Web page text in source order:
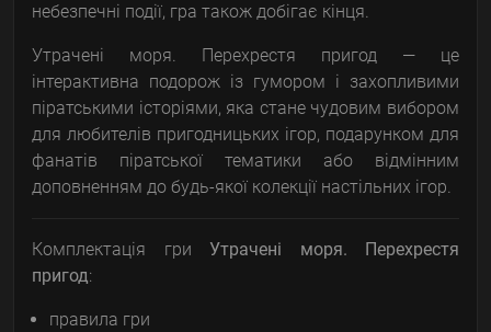
небезпечні події, гра також добігає кінця.
Утрачені моря. Перехрестя пригод — це
інтерактивна подорож із гумором і захопливими
піратськими історіями, яка стане чудовим вибором
для любителів пригодницьких ігор, подарунком для
фанатів піратської тематики або відмінним
доповненням до будь-якої колекції настільних ігор.
Комплектація гри Утрачені моря. Перехрестя
пригод:
правила гри